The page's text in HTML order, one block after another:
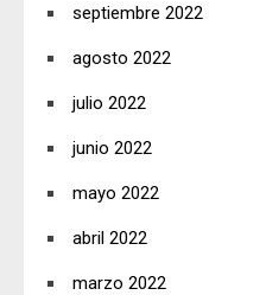
septiembre 2022
agosto 2022
julio 2022
junio 2022
mayo 2022
abril 2022
marzo 2022